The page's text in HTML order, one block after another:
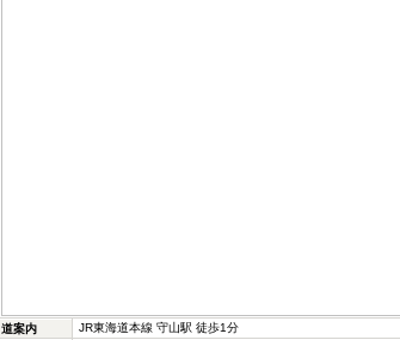
道案内
JR東海道本線 守山駅 徒歩1分